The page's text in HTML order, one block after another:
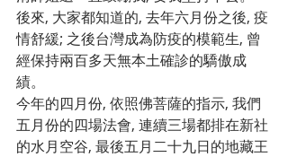
後來, 大家都知道的, 去年六月份之後, 疫
情舒緩; 之後台灣成為防疫的模範生, 曾
經保持兩百多天無本土確診的驕傲成
績。
今年的四月份, 依照佛菩薩的指示, 我們
五月份的四場法會, 連續三場都排在新社
的水月空谷, 最後五月二十九日的地藏王